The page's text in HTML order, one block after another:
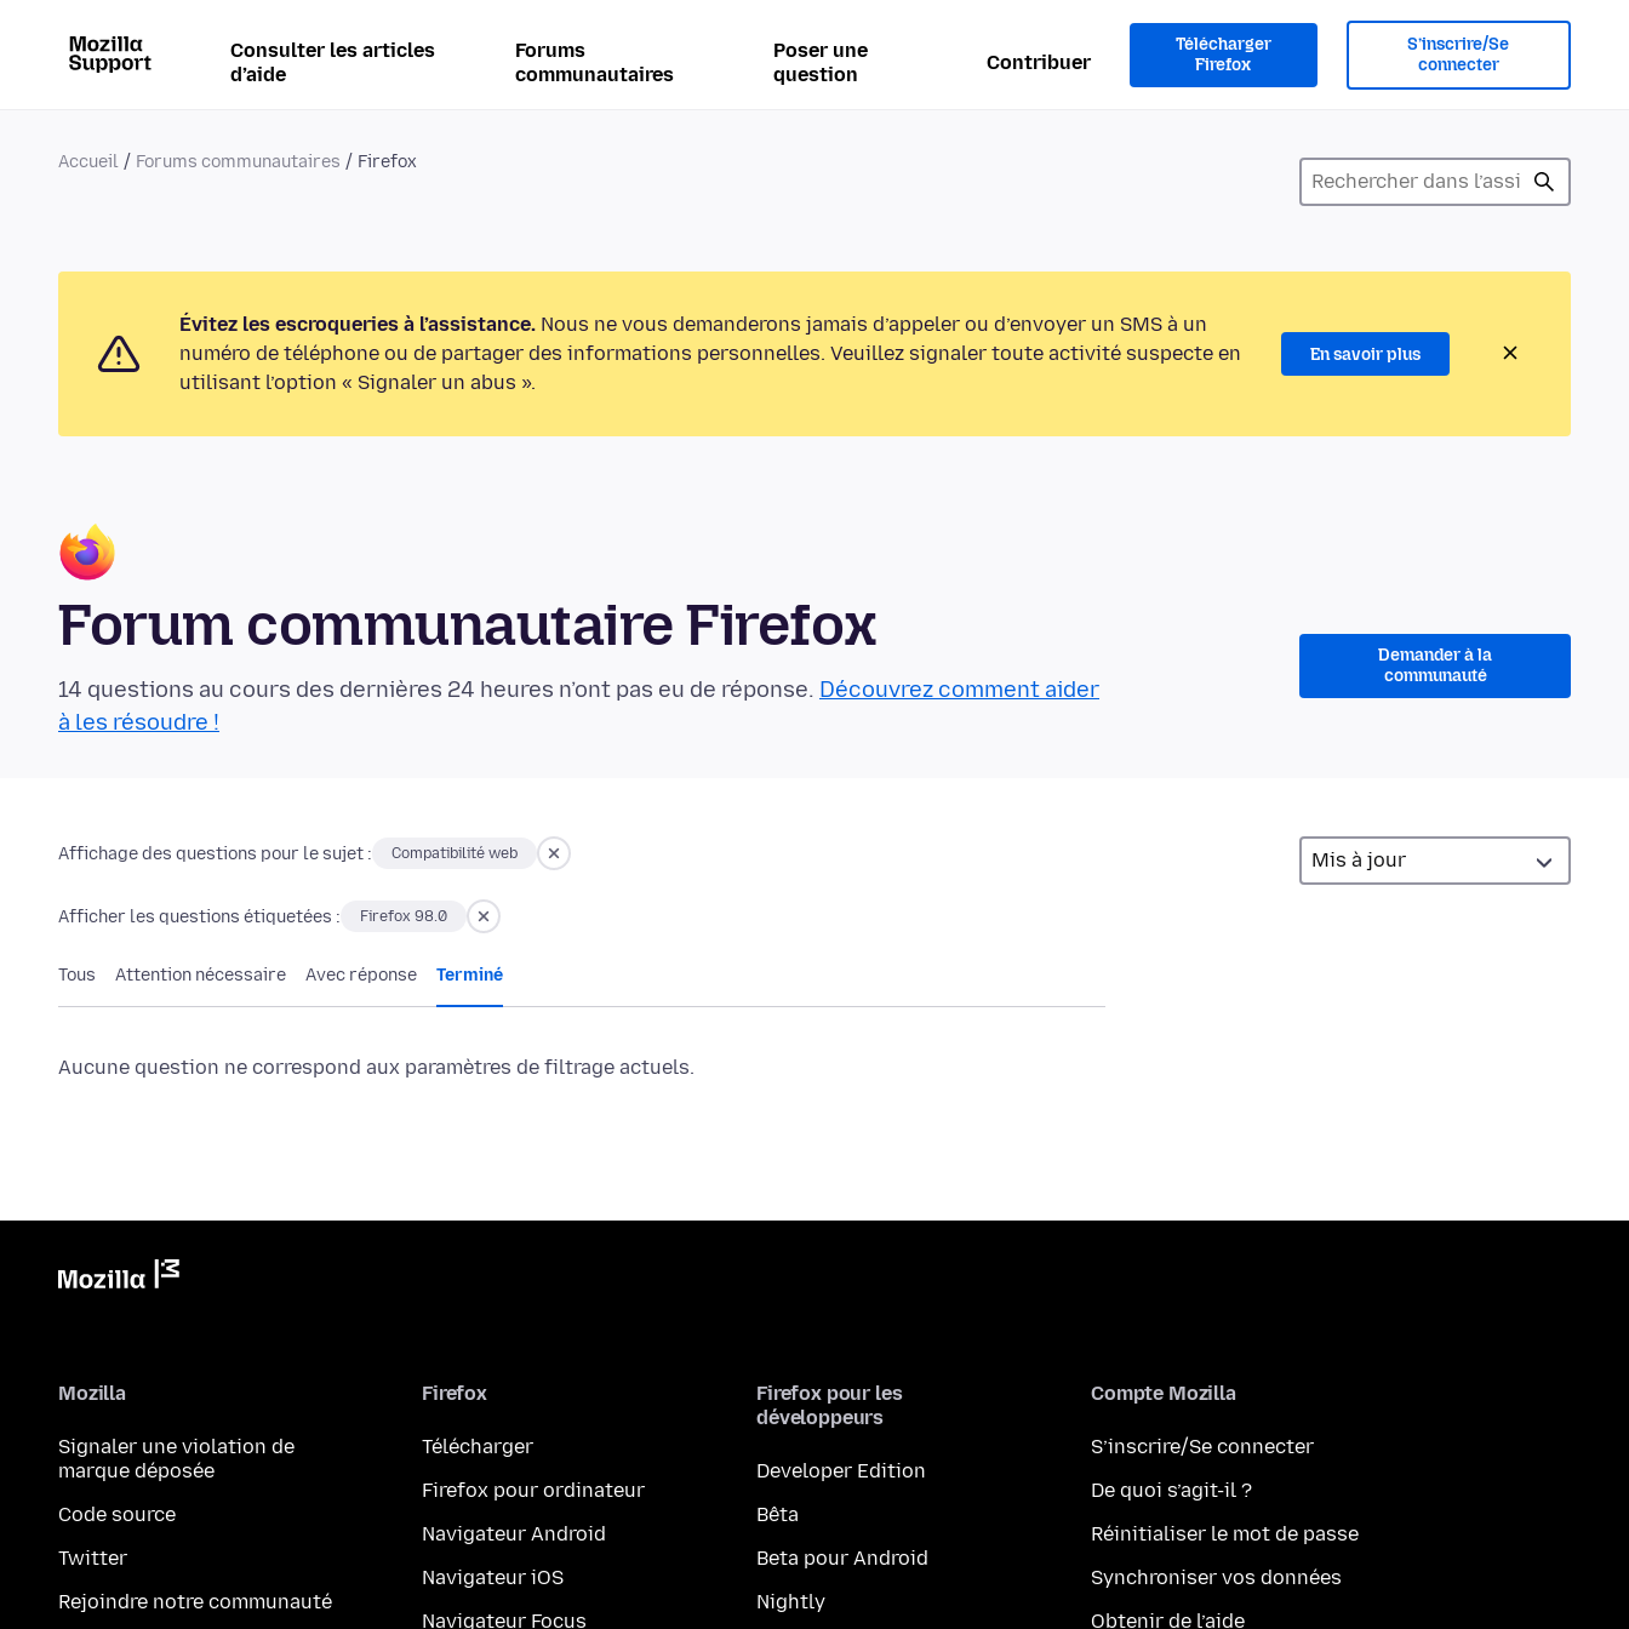
Consulter les articles
d’aide
Forums
communautaires
Poser une
question
Contribuer
Télécharger
Firefox
S’inscrire/Se
connecter
Accueil Forums communautaires Firefox
Évitez les escroqueries à l’assistance. Nous ne vous demanderons jamais d’appeler ou d’envoyer un SMS à un
numéro de téléphone ou de partager des informations personnelles. Veuillez signaler toute activité suspecte en
utilisant l’option « Signaler un abus ».
En savoir plus
Forum communautaire Firefox
14 questions au cours des dernières 24 heures n’ont pas eu de réponse. Découvrez comment aider
à les résoudre !
Demander à la
communauté
Affichage des questions pour le sujet : Compatibilité web
Afficher les questions étiquetées : Firefox 98.0
Tous Attention nécessaire Avec réponse Terminé
Aucune question ne correspond aux paramètres de filtrage actuels.
Mozilla
Signaler une violation de
marque déposée
Code source
Twitter
Rejoindre notre communauté
Firefox
Télécharger
Firefox pour ordinateur
Navigateur Android
Navigateur iOS
Navigateur Focus
Firefox pour les
développeurs
Developer Edition
Bêta
Beta pour Android
Nightly
Compte Mozilla
S’inscrire/Se connecter
De quoi s’agit-il ?
Réinitialiser le mot de passe
Synchroniser vos données
Obtenir de l’aide